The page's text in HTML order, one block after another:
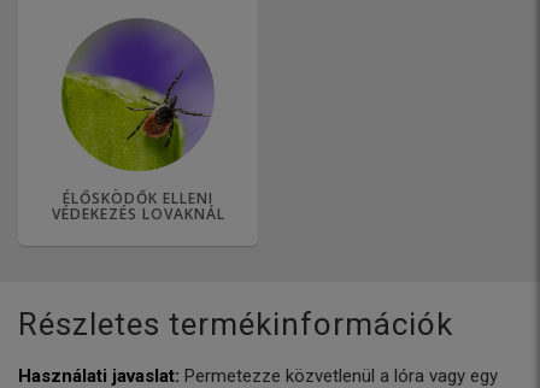
ÉLŐSKÖDŐK ELLENI
VÉDEKEZÉS LOVAKNÁL
Részletes termékinformációk
Használati javaslat: Permetezze közvetlenül a lóra vagy egy